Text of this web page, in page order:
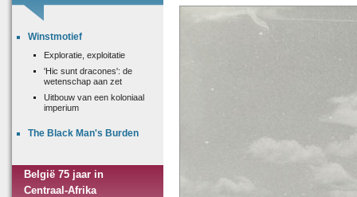
Winstmotief
Exploratie, exploitatie
'Hic sunt dracones': de
wetenschap aan zet
Uitbouw van een koloniaal
imperium
The Black Man's Burden
België 75 jaar in
Centraal‑Afrika